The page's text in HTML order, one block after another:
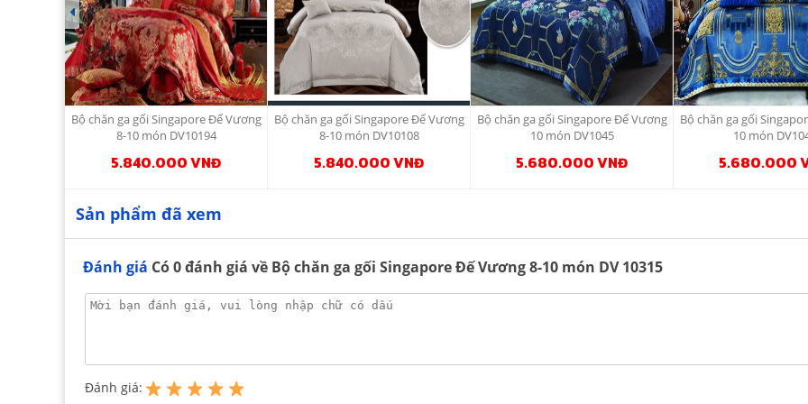
Bộ chăn ga gối Singapore Đế Vương
8-10 món DV10194
5.840.000 VNĐ
Bộ chăn ga gối Singapore Đế Vương
8-10 món DV10108
5.840.000 VNĐ
Bộ chăn ga gối Singapore Đế Vương
10 món DV1045
5.680.000 VNĐ
Bộ chăn ga gối
10 món
5.680.000
Sản phẩm đã xem
Đánh giá Có0đánh giá về Bộ chăn ga gối Singapore Đế Vương 8-10 món DV 10315
Đánh giá: